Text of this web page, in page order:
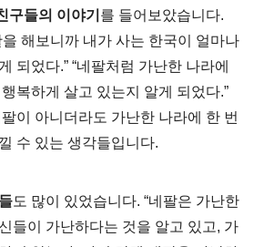
구들의 이야기 를 들어보았습니다.
해보니까 내가 사는 한국이 얼마나
되었다.” “네팔처럼 가난한 나라에
복하게 살고 있는지 알게 되었다.”
이 아니더라도 가난한 나라에 한 번
수 있는 생각들입니다.
도 많이 있었습니다. “네팔은 가난한
들이 가난하다는 것을 알고 있고, 가